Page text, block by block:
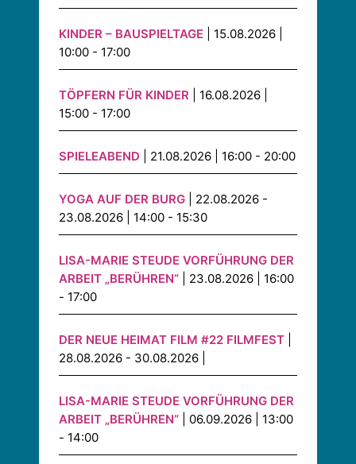
KINDER – BAUSPIELTAGE | 15.08.2026 |
10:00 - 17:00
TÖPFERN FÜR KINDER | 16.08.2026 |
15:00 - 17:00
SPIELEABEND | 21.08.2026 | 16:00 - 20:00
YOGA AUF DER BURG | 22.08.2026 -
23.08.2026 | 14:00 - 15:30
LISA-MARIE STEUDE VORFÜHRUNG DER
ARBEIT „BERÜHREN“ | 23.08.2026 | 16:00
- 17:00
DER NEUE HEIMAT FILM #22 FILMFEST
28.08.2026 - 30.08.2026 |
LISA-MARIE STEUDE VORFÜHRUNG DER
ARBEIT „BERÜHREN“ | 06.09.2026 | 13:00
- 14:00